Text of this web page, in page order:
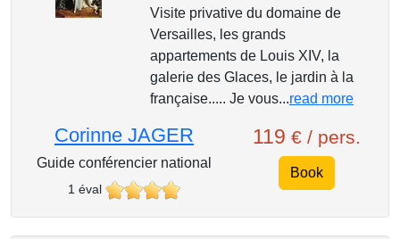
Visite privative du domaine de
Versailles, les grands
appartements de Louis XIV, la
galerie des Glaces, le jardin à la
française..... Je vous...read more
Corinne JAGER
Guide conférencier national
1 éval
119 € / pers.
Book